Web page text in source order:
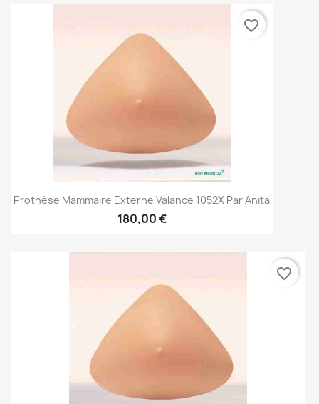
Prothèse Mammaire Externe Valance 1052X Par Anita
180,00 €
favorite_border
favorite_border